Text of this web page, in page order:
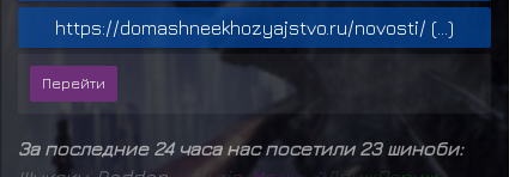
https://domashneekhozyajstvo.ru/novosti/ (...)
За последние 24 часа нас посетили 23 шиноби: